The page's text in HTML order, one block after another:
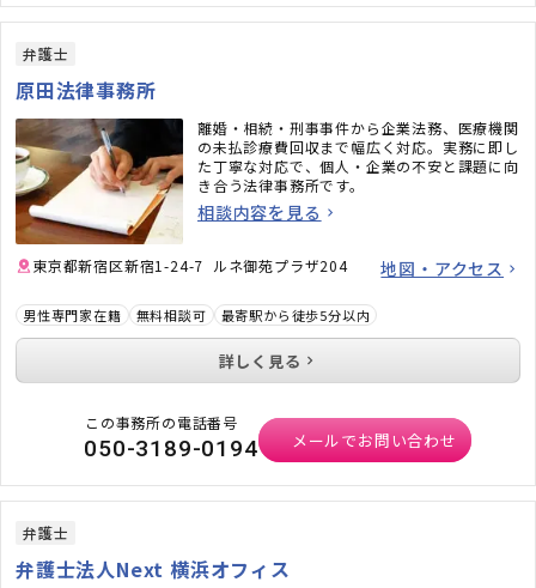
弁護士
原田法律事務所
離婚・相続・刑事事件から企業法務、医療機関
の未払診療費回収まで幅広く対応。実務に即し
た丁寧な対応で、個人・企業の不安と課題に向
き合う法律事務所です。
相談内容を見る
東京都新宿区新宿1-24-7 ルネ御苑プラザ204 地図・アクセス
男性専門家在籍 無料相談可 最寄駅から徒歩5分以内
詳しく見る
この事務所の電話番号
050-3189-0194 メールでお問い合わせ
弁護士
弁護士法人Next 横浜オフィス